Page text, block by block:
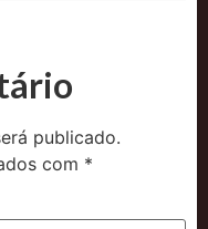
publicado.
com *